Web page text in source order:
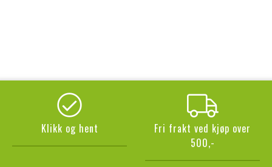
Klikk og hent
Fri frakt ved kjøp over
500,-